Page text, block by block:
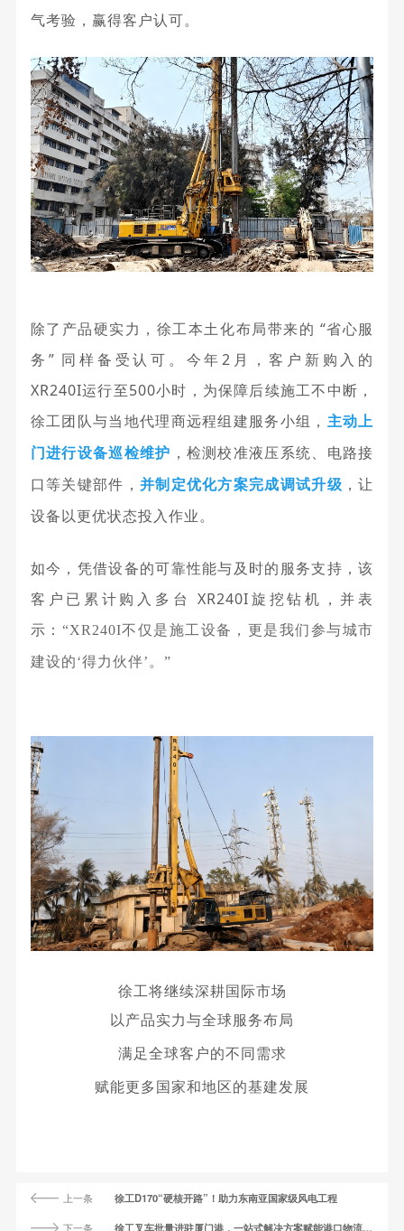
气考验，赢得客户认可。
除了产品硬实力，徐工本土化布局带来的 “省心服
务” 同样备受认可。 今年2月，客户新购入的
XR240I运行至500小时，为保障后续施工不中断，
徐工团队与当地代理商远程组建服务小组， 主动上
门进行设备巡检维护 ，检测校准液压系统、电路接
口等关键部件， 并制定优化方案完成调试升级 ，让
设备以更优状态投入作业。
如今，凭借设备的可靠性能与及时的服务支持，该
客户已累计购入多台 XR240I旋挖钻机，并表
示： “XR240I不仅是施工设备，更是我们参与城市
建设的‘得力伙伴’。”
徐工将继续深耕国际市场
以产品实力与全球服务布局
满足全球客户的不同需求
赋能更多国家和地区的基建发展
上一条 徐工D170“硬核开路”！助力东南亚国家级风电工程
下一条 徐工叉车批量进驻厦门港，一站式解决方案赋能港口物流新升级